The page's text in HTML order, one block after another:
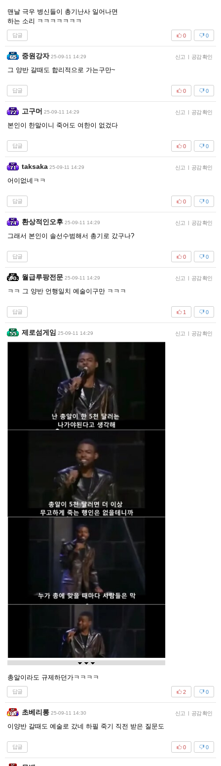
맨날 극우 병신들이 총기난사 일어나면
하는 소리 ㅋㅋㅋㅋㅋㅋㅋ
답글 0
0
중원강자 25-09-11 14:29 신고 | 공감 확인
그 양반 갈때도 합리적으로 가는구만~
답글 0
0
고구머 25-09-11 14:29 신고 | 공감 확인
본인이 한말이니 죽어도 여한이 없겄다
답글 0
0
taksaka 25-09-11 14:29 신고 | 공감 확인
어이없네ㅋㅋ
답글 0
0
환상적인오후 25-09-11 14:29 신고 | 공감 확인
그래서 본인이 솔선수범해서 총기로 갔구나?
답글 0
0
월급루팡전문 25-09-11 14:29 신고 | 공감 확인
ㅋㅋ 그 양반 언행일치 예술이구만 ㅋㅋㅋ
답글 0
1
제로섬게임 25-09-11 14:29 신고 | 공감 확인
총알이라도 규제하던가ㅋㅋㅋㅋ
답글 0
2
초베리롱 25-09-11 14:30 신고 | 공감 확인
이양반 갈때도 예술로 갔네 하필 죽기 직전 받은 질문도
답글 0
0